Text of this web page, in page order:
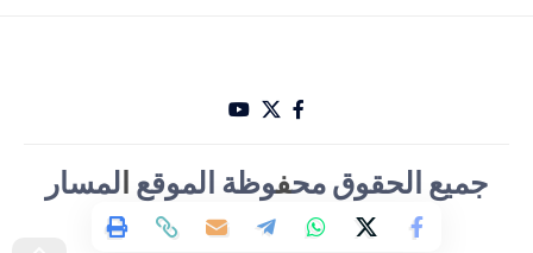
جميع الحقوق محفوظة الموقع المسار
الأخباري تصميم Hakam